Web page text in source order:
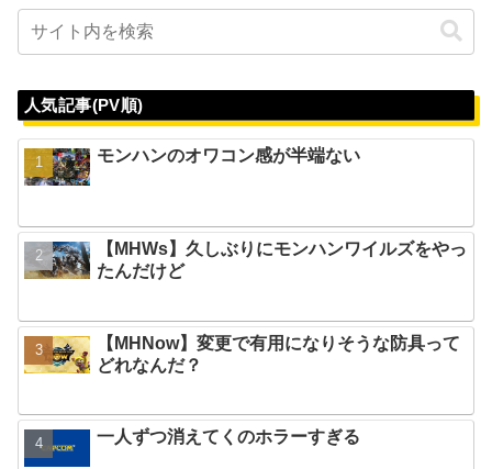
人気記事(PV順)
モンハンのオワコン感が半端ない
【MHWs】久しぶりにモンハンワイルズをやっ
たんだけど
【MHNow】変更で有用になりそうな防具って
どれなんだ？
一人ずつ消えてくのホラーすぎる